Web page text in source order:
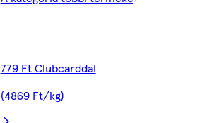
779 Ft Clubcarddal
(4869 Ft/kg)